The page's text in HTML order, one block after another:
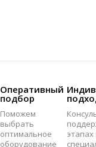
Оперативный
подбор
Поможем
выбрать
оптимальное
оборудование
этапах